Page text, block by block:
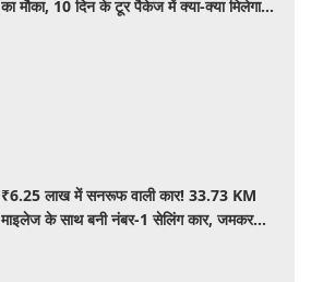
का मौका, 10 दिन के टूर पैकेज में क्या-क्या मिलेगा?
₹6.25 लाख में सनरूफ वाली कार! 33.73 KM
माइलेज के साथ बनी नंबर-1 सेलिंग कार, जमकर